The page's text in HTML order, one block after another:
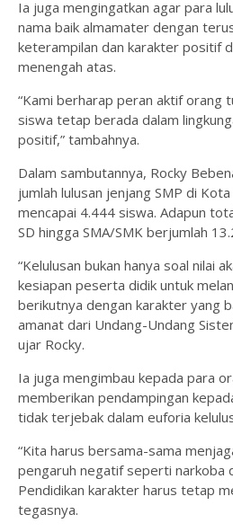
Ia juga mengingatkan agar para
nama baik almamater dengan
keterampilan dan karakter positif
menengah atas.
“Kami berharap peran aktif orang
siswa tetap berada dalam
positif,” tambahnya.
Dalam sambutannya, Rocky
jumlah lulusan jenjang SMP di
mencapai 4.444 siswa. Adapun
SD hingga SMA/SMK berjumlah
“Kelulusan bukan hanya soal nilai
kesiapan peserta didik untuk
berikutnya dengan karakter yang
amanat dari Undang-Undang
ujar Rocky.
Ia juga mengimbau kepada para
memberikan pendampingan
tidak terjebak dalam euforia
“Kita harus bersama-sama
pengaruh negatif seperti narkoba
Pendidikan karakter harus tetap
tegasnya.